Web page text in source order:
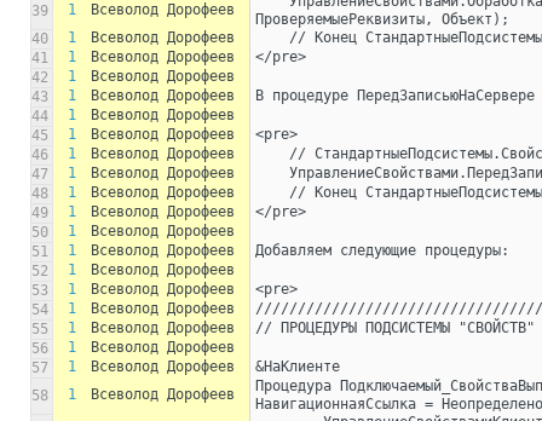
39
1 Всеволод Дорофеев
ПроверяемыеРеквизиты, Объект);
40
1 Всеволод Дорофеев
// Конец
41
1 Всеволод Дорофеев
</pre>
42
1
Всеволод Дорофеев
43
1 Всеволод Дорофеев
В процедуре
44
1
Всеволод Дорофеев
45
1 Всеволод Дорофеев
<pre>
46
1 Всеволод Дорофеев
//
47
1 Всеволод Дорофеев
48
1 Всеволод Дорофеев
// Конец
49
1 Всеволод Дорофеев
</pre>
50
1
Всеволод Дорофеев
51
1 Всеволод Дорофеев
Добавляем следующие процедуры:
52
1
Всеволод Дорофеев
53
1 Всеволод Дорофеев
<pre>
54
1 Всеволод Дорофеев
55
1 Всеволод Дорофеев
// ПРОЦЕДУРЫ ПОДСИСТЕМЫ "СВОЙСТВ"
56
1
Всеволод Дорофеев
57
1 Всеволод Дорофеев
&НаКлиенте
58
1 Всеволод Дорофеев
Процедура
НавигационнаяСсылка =